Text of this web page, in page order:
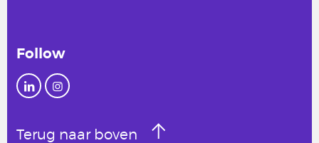
Follow
Terug naar boven